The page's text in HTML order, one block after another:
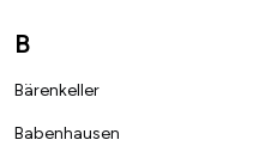
B
Bärenkeller
Babenhausen